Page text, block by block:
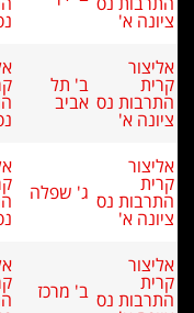
נס
ב' תל
אביב
קרית
התרבות
נס ג' שפלה קרית
התרבות
נס ב' מרכז קרית
התרבות